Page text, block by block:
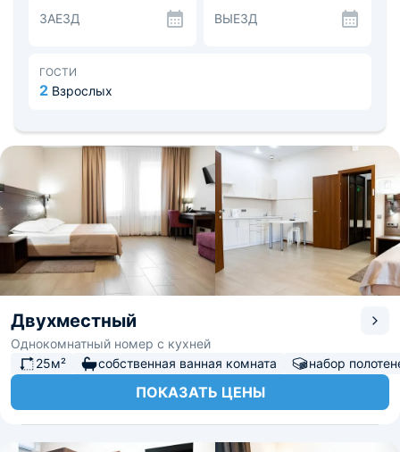
Для детей предусмотрена игровая комната, гостям
предлагается посетить баню, фитнес-центр,
Расстояние до аэропорта Челябинск 117 км. До ж/д
вокзала Златоуст — 7,9 км.
ЗАЕЗД ВЫЕЗД
ГОСТИ
2 Взрослых
Двухместный
Однокомнатный номер с кухней
25м²
собственная ванная комната набор
ПОКАЗАТЬ ЦЕНЫ